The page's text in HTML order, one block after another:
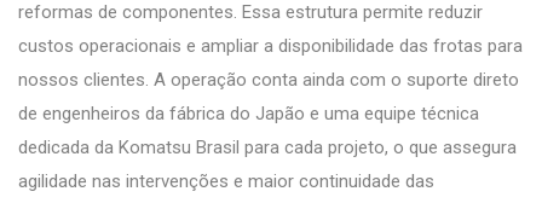
reformas de componentes. Essa estrutura permite reduzir
custos operacionais e ampliar a disponibilidade das frotas para
nossos clientes. A operação conta ainda com o suporte direto
de engenheiros da fábrica do Japão e uma equipe técnica
dedicada da Komatsu Brasil para cada projeto, o que assegura
agilidade nas intervenções e maior continuidade das